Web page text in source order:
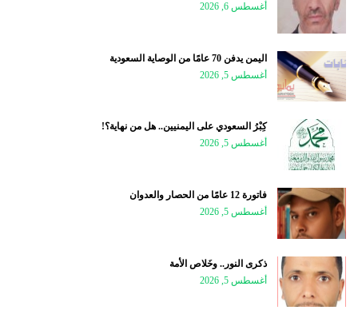
أغسطس 6, 2026
اليمن يدفن 70 عامًا من الوصاية السعودية
أغسطس 5, 2026
كِبْرُ السعودي على اليمنيين.. هل من نهاية؟!
أغسطس 5, 2026
فاتورة 12 عامًا من الحصار والعدوان
أغسطس 5, 2026
ذكرى النور.. وخَلاص الأمة
أغسطس 5, 2026